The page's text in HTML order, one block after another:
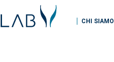
CHI SIAMO